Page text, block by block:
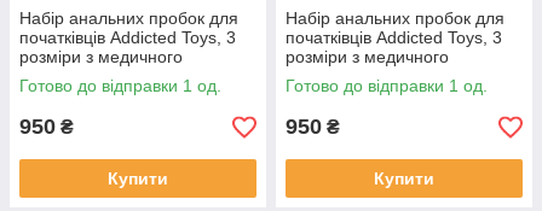
Набір анальних пробок для
початківців Addicted Toys, 3
розміри з медичного
силікону, з кристалом
Готово до відправки 1 од.
950 ₴
Купити
Набір анальних пробок для
початківців Addicted Toys, 3
розміри з медичного
силікону, модель 2
Готово до відправки 1 од.
950 ₴
Купити